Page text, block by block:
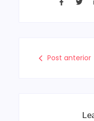
Post anterior